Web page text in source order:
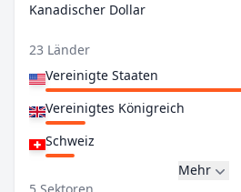
Kanadischer Dollar
23 Länder
Vereinigte Staaten
Vereinigtes Königreich
Schweiz
Mehr